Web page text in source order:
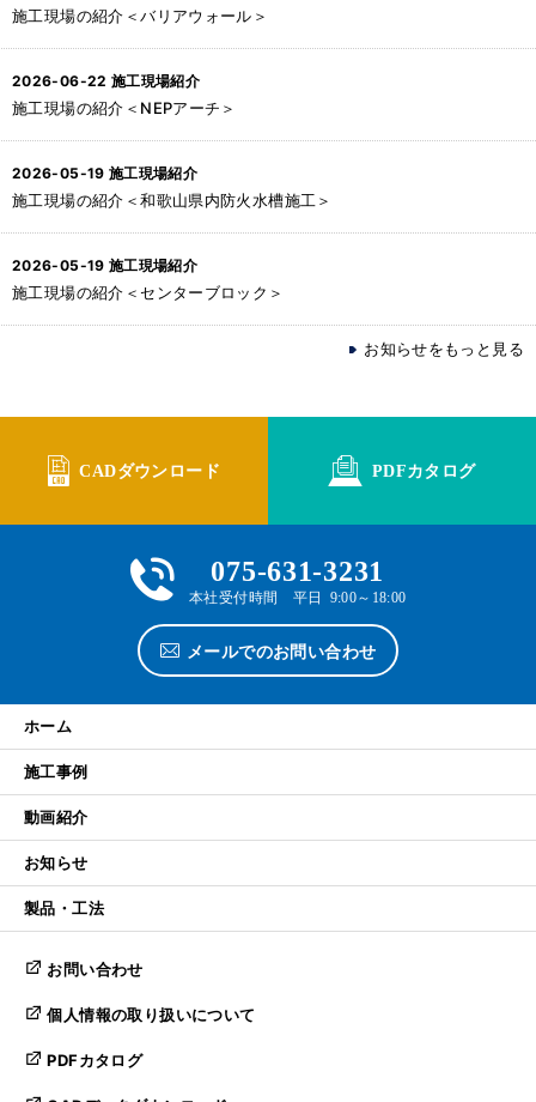
施工現場の紹介＜バリアウォール＞
2026-06-22 施工現場紹介
施工現場の紹介＜NEPアーチ＞
2026-05-19 施工現場紹介
施工現場の紹介＜和歌山県内防火水槽施工＞
2026-05-19 施工現場紹介
施工現場の紹介＜センターブロック＞
お知らせをもっと見る
CADダウンロード PDFカタログ
075-631-3231
本社受付時間 平日 9:00～18:00
メールでのお問い合わせ
ホーム
施工事例
動画紹介
お知らせ
製品・工法
お問い合わせ
個人情報の取り扱いについて
PDFカタログ